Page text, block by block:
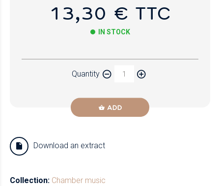
13,30 € TTC
IN STOCK
Quantity
ADD
Download an extract
Collection: Chamber music